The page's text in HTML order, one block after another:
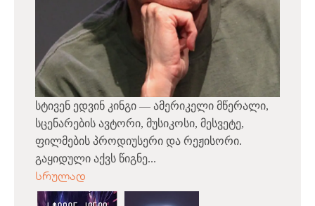
სტივენ ედვინ კინგი — ამერიკელი მწერალი,
სცენარების ავტორი, მუსიკოსი, მესვეტე,
ფილმების პროდიუსერი და რეჟისორი.
გაყიდული აქვს წიგნე...
სრულად